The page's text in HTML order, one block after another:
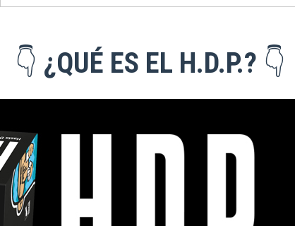
👇 ¿QUÉ ES EL H.D.P.? 👇